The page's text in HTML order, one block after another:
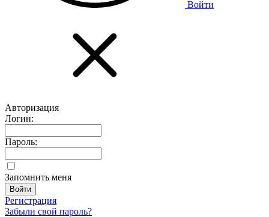
Войти
Авторизация
Логин:
Пароль:
Запомнить меня
Регистрация
Забыли свой пароль?